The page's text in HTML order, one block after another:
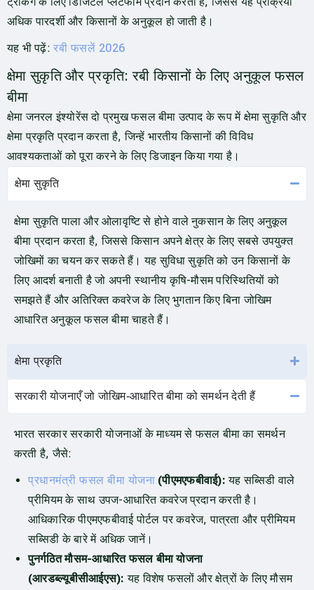
अधिक पारदर्शी और किसानों के अनुकूल हो जाती है।
यह भी पढ़ें: रबी फसलें 2026
क्षेमा सुकृति और प्रकृति: रबी किसानों के लिए अनुकूल फसल
बीमा
क्षेमा जनरल इंश्योरेंस दो प्रमुख फसल बीमा उत्पाद के रूप में क्षेमा सुकृति और
क्षेमा प्रकृति प्रदान करता है, जिन्हें भारतीय किसानों की विविध
आवश्यकताओं को पूरा करने के लिए डिजाइन किया गया है।
क्षेमा सुकृति
क्षेमा सुकृति पाला और ओलावृष्टि से होने वाले नुकसान के लिए अनुकूल
बीमा प्रदान करता है, जिससे किसान अपने क्षेत्र के लिए सबसे उपयुक्त
जोखिमों का चयन कर सकते हैं। यह सुविधा सुकृति को उन किसानों के
लिए आदर्श बनाती है जो अपनी स्थानीय कृषि-मौसम परिस्थितियों को
समझते हैं और अतिरिक्त कवरेज के लिए भुगतान किए बिना जोखिम
आधारित अनुकूल फसल बीमा चाहते हैं।
क्षेमा प्रकृति
सरकारी योजनाएँ जो जोखिम‑आधारित बीमा को समर्थन देती हैं
भारत सरकार सरकारी योजनाओं के माध्यम से फसल बीमा का समर्थन
करती है, जैसे:
प्रधानमंत्री फसल बीमा योजना (पीएमएफबीवाई):यह सब्सिडी वाले
प्रीमियम के साथ उपज-आधारित कवरेज प्रदान करती है।
आधिकारिक पीएमएफबीवाई पोर्टल पर कवरेज, पात्रता और प्रीमियम
सब्सिडी के बारे में अधिक जानें।
पुनर्गठित मौसम-आधारित फसल बीमा योजना
(आरडब्ल्यूबीसीआईएस): यह विशेष फसलों और क्षेत्रों के लिए मौसम